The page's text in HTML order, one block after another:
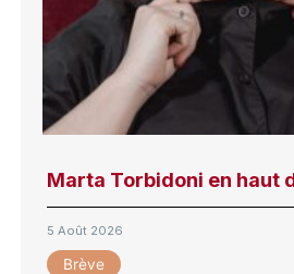
Marta Torbidoni en haut
5 Août 2026
Brève